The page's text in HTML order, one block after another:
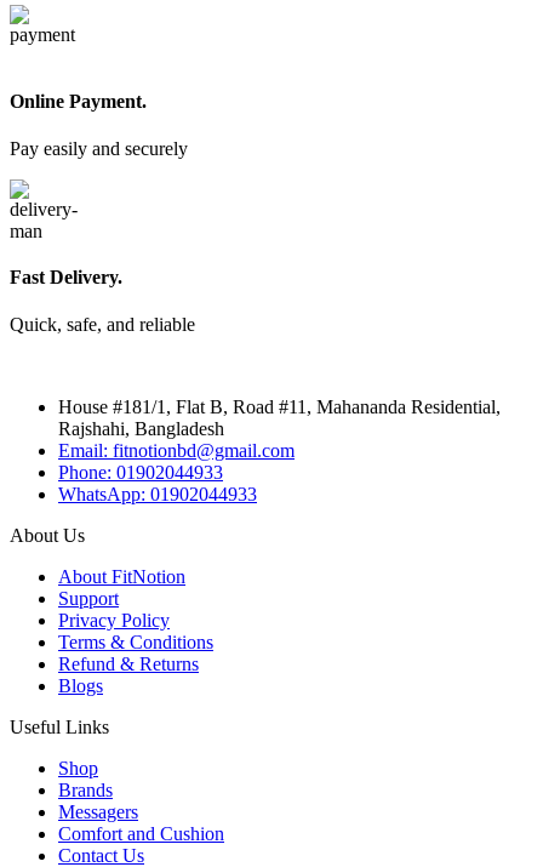
Online Payment.
Pay easily and securely
Fast Delivery.
Quick, safe, and reliable
House #181/1, Flat B, Road #11, Mahananda Residential,
Rajshahi, Bangladesh
Email: fitnotionbd@gmail.com
Phone: 01902044933
WhatsApp: 01902044933
About Us
About FitNotion
Support
Privacy Policy
Terms & Conditions
Refund & Returns
Blogs
Useful Links
Shop
Brands
Messagers
Comfort and Cushion
Contact Us